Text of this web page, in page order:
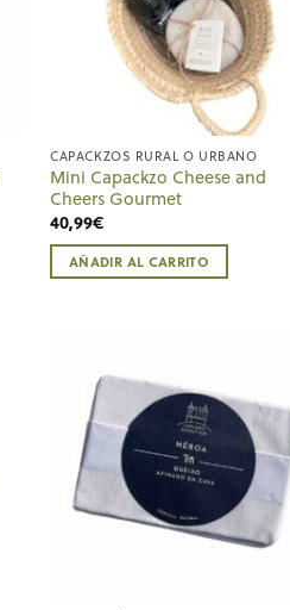
CAPACKZOS RURAL O URBANO
Mini Capackzo Cheese and
Cheers Gourmet
40,99€
AÑADIR AL CARRITO